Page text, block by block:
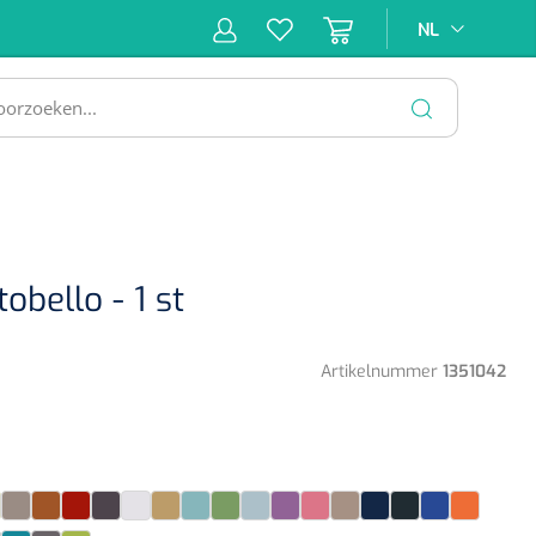
NL
- 1 st
Artikelnummer 1351042
CocosCopper
CoralCoriander
Crystal
CurryEmerald
GrassIce BlueLavendel
Lollipop
LoungeMarine
NeroOceanOranje